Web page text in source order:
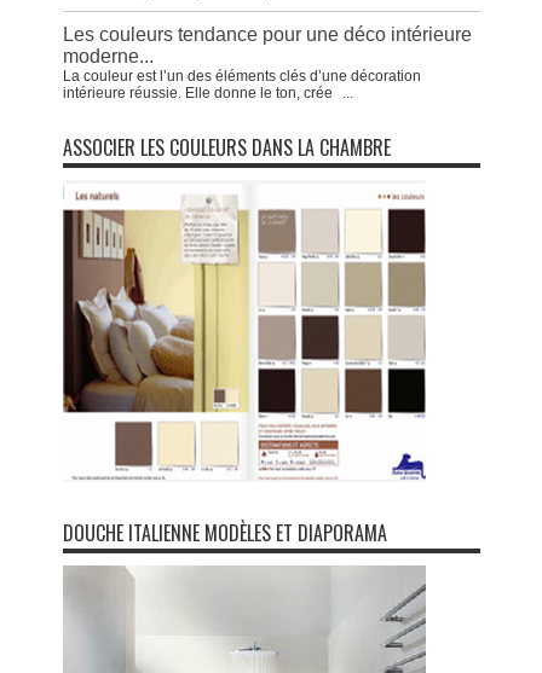
Les couleurs tendance pour une déco intérieure
moderne...
La couleur est l’un des éléments clés d’une décoration
intérieure réussie. Elle donne le ton, crée
...
ASSOCIER LES COULEURS DANS LA CHAMBRE
DOUCHE ITALIENNE MODÈLES ET DIAPORAMA